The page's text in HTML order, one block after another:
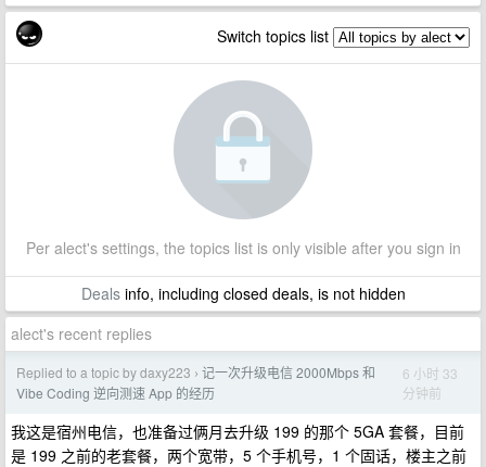
Switch topics list
Per alect's settings, the topics list is only visible after you sign in
Dealsinfo, including closed deals, is not hidden
alect's recent replies
Replied to a topic by daxy223 › 记一次升级电信 2000Mbps 和
Vibe Coding 逆向测速 App 的经历
6 小时 33
分钟前
我这是宿州电信，也准备过俩月去升级 199 的那个 5GA 套餐，目前
是 199 之前的老套餐，两个宽带，5 个手机号，1 个固话，楼主之前